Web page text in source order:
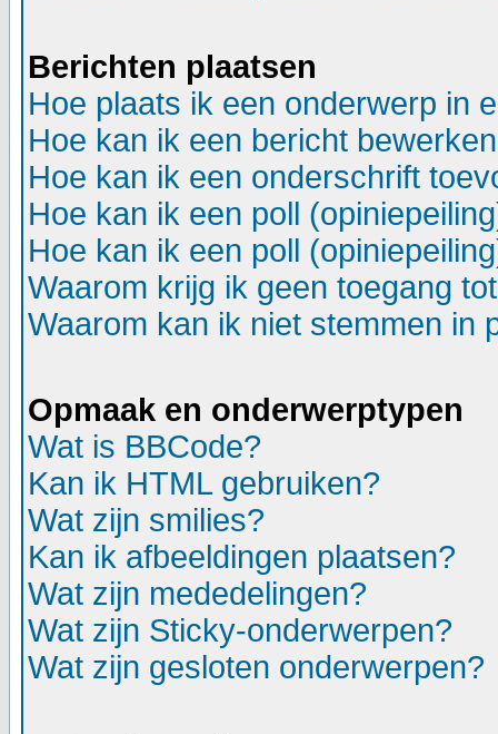
Berichten plaatsen
Hoe plaats ik een onderwerp in
Hoe kan ik een bericht
Hoe kan ik een onderschrift
Hoe kan ik een poll
Hoe kan ik een poll
Waarom krijg ik geen toegang
Waarom kan ik niet stemmen in
Opmaak en onderwerptypen
Wat is BBCode?
Kan ik HTML gebruiken?
Wat zijn smilies?
Kan ik afbeeldingen plaatsen?
Wat zijn mededelingen?
Wat zijn Sticky-onderwerpen?
Wat zijn gesloten onderwerpen?